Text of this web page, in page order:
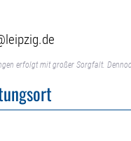
erfolgt mit großer Sorgfalt.